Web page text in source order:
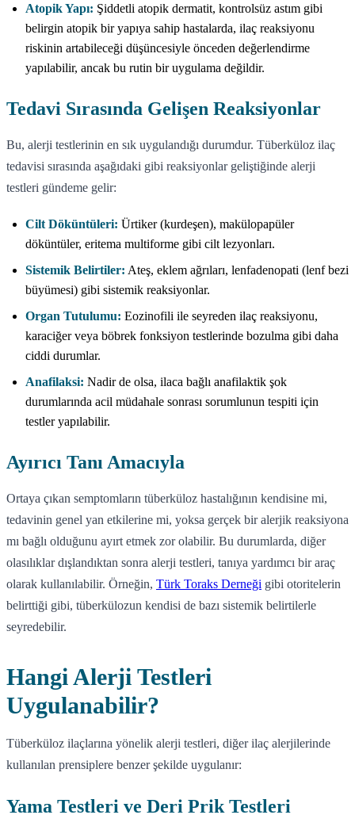
Atopik Yapı: Şiddetli atopik dermatit, kontrolsüz astım gibi
belirgin atopik bir yapıya sahip hastalarda, ilaç reaksiyonu
riskinin artabileceği düşüncesiyle önceden değerlendirme
yapılabilir, ancak bu rutin bir uygulama değildir.
Tedavi Sırasında Gelişen Reaksiyonlar
Bu, alerji testlerinin en sık uygulandığı durumdur. Tüberküloz ilaç
tedavisi sırasında aşağıdaki gibi reaksiyonlar geliştiğinde alerji
testleri gündeme gelir:
Cilt Döküntüleri: Ürtiker (kurdeşen), makülopapüler
döküntüler, eritema multiforme gibi cilt lezyonları.
Sistemik Belirtiler: Ateş, eklem ağrıları, lenfadenopati (lenf bezi
büyümesi) gibi sistemik reaksiyonlar.
Organ Tutulumu: Eozinofili ile seyreden ilaç reaksiyonu,
karaciğer veya böbrek fonksiyon testlerinde bozulma gibi daha
ciddi durumlar.
Anafilaksi: Nadir de olsa, ilaca bağlı anafilaktik şok
durumlarında acil müdahale sonrası sorumlunun tespiti için
testler yapılabilir.
Ayırıcı Tanı Amacıyla
Ortaya çıkan semptomların tüberküloz hastalığının kendisine mi,
tedavinin genel yan etkilerine mi, yoksa gerçek bir alerjik reaksiyona
mı bağlı olduğunu ayırt etmek zor olabilir. Bu durumlarda, diğer
olasılıklar dışlandıktan sonra alerji testleri, tanıya yardımcı bir araç
olarak kullanılabilir. Örneğin, Türk Toraks Derneği gibi otoritelerin
belirttiği gibi, tüberkülozun kendisi de bazı sistemik belirtilerle
seyredebilir.
Hangi Alerji Testleri
Uygulanabilir?
Tüberküloz ilaçlarına yönelik alerji testleri, diğer ilaç alerjilerinde
kullanılan prensiplere benzer şekilde uygulanır:
Yama Testleri ve Deri Prik Testleri